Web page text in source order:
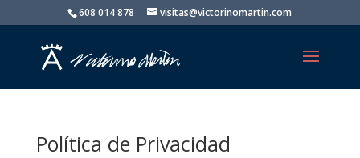
608 014 878 visitas@victorinomartin.com
Política de Privacidad